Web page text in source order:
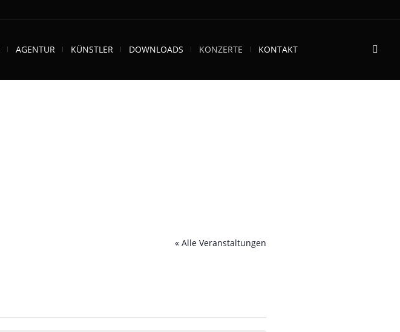
AGENTUR KÜNSTLER DOWNLOADS KONZERTE KONTAKT
« Alle Veranstaltungen